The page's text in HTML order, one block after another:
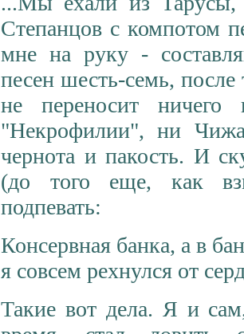
Степанцов с компотом
мне на руку -
песен шесть-семь,
не переносит
"Некрофилии", ни
чернота и пакость. И
(до того еще, как
подпевать:
Консервная банка, а в
я совсем рехнулся от
Такие вот дела. Я и